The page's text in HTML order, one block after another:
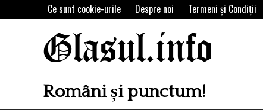
to
Ce sunt cookie-urile Despre noi Termeni şi Condiţii
Glasul.info
Români și punctum!